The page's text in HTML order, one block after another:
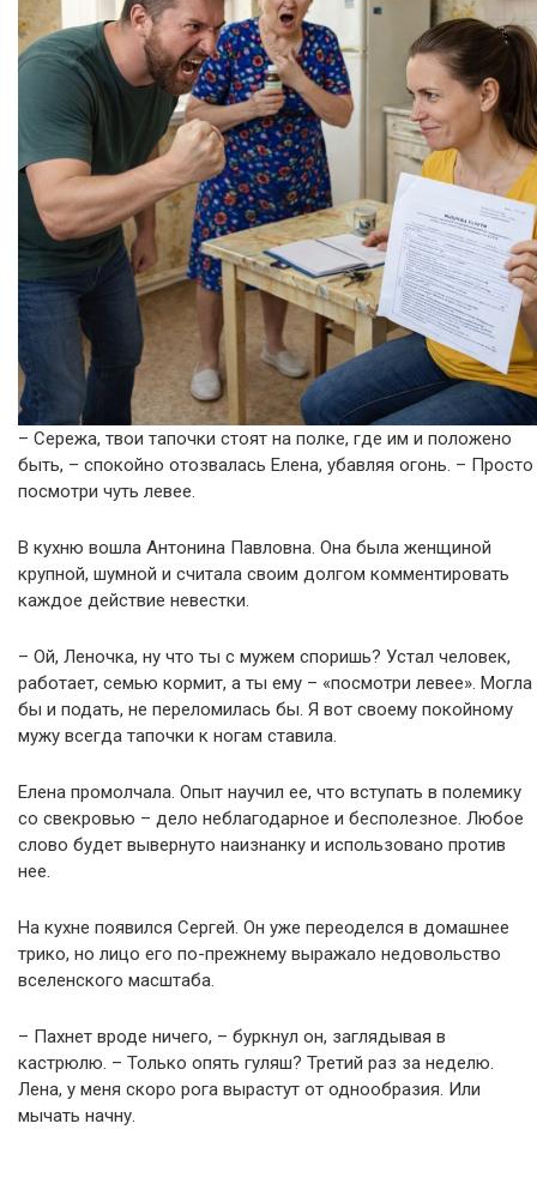
– Сережа, твои тапочки стоят на полке, где им и положено
быть, – спокойно отозвалась Елена, убавляя огонь. – Просто
посмотри чуть левее.
В кухню вошла Антонина Павловна. Она была женщиной
крупной, шумной и считала своим долгом комментировать
каждое действие невестки.
– Ой, Леночка, ну что ты с мужем споришь? Устал человек,
работает, семью кормит, а ты ему – «посмотри левее». Могла
бы и подать, не переломилась бы. Я вот своему покойному
мужу всегда тапочки к ногам ставила.
Елена промолчала. Опыт научил ее, что вступать в полемику
со свекровью – дело неблагодарное и бесполезное. Любое
слово будет вывернуто наизнанку и использовано против
нее.
На кухне появился Сергей. Он уже переоделся в домашнее
трико, но лицо его по-прежнему выражало недовольство
вселенского масштаба.
– Пахнет вроде ничего, – буркнул он, заглядывая в
кастрюлю. – Только опять гуляш? Третий раз за неделю.
Лена, у меня скоро рога вырастут от однообразия. Или
мычать начну.